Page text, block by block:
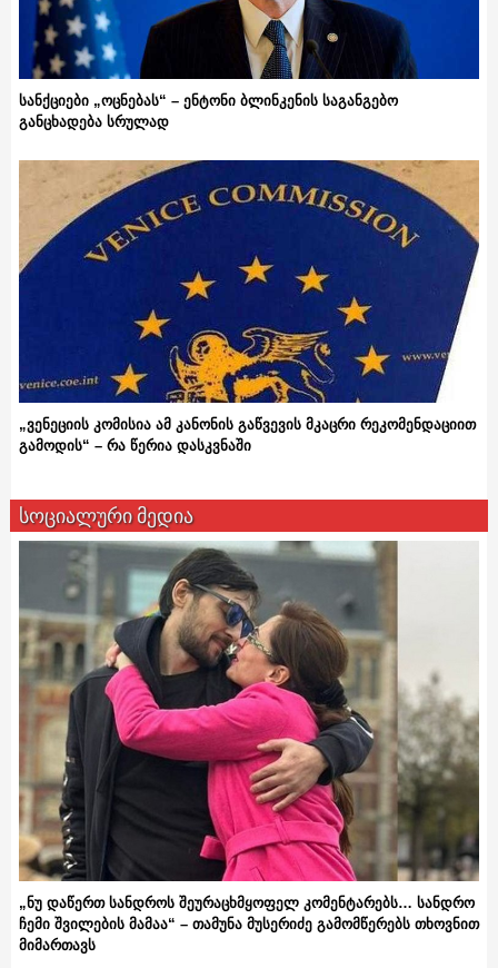
სანქციები „ოცნებას“ – ენტონი ბლინკენის საგანგებო
განცხადება სრულად
„ვენეციის კომისია ამ კანონის გაწვევის მკაცრი რეკომენდაციით
გამოდის“ – რა წერია დასკვნაში
სოციალური მედია
„ნუ დაწერთ სანდროს შეურაცხმყოფელ კომენტარებს… სანდრო
ჩემი შვილების მამაა“ – თამუნა მუსერიძე გამომწერებს თხოვნით
მიმართავს